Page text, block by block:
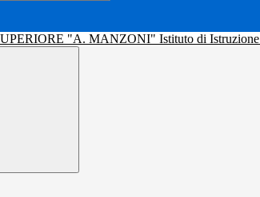
Istituto di Istruzione